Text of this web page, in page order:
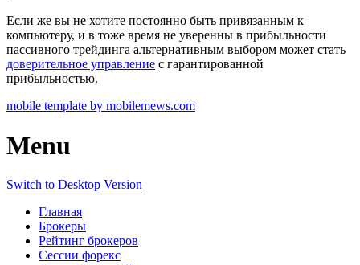
Если же вы не хотите постоянно быть привязанным к
компьютеру, и в тоже время не уверенны в прибыльности
пассивного трейдинга альтернативным выбором может стать
доверительное управление с гарантированной
прибыльностью.
mobile template by mobilemews.com
Menu
Switch to Desktop Version
Главная
Брокеры
Рейтинг брокеров
Сессии форекс